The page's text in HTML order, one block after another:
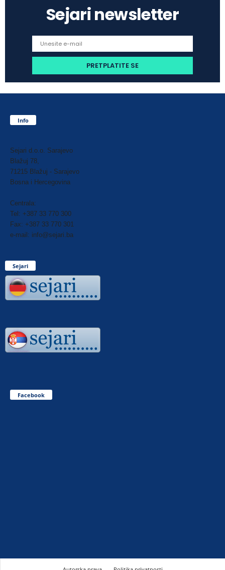
Sejari newsletter
Info
Sejari d.o.o. Sarajevo
Blažuj 78,
71215 Blažuj - Sarajevo
Bosna i Hercegovina
Centrala:
Tel: +387 33 770 300
Fax: +387 33 770 301
e-mail: info@sejari.ba
Sejari
Facebook